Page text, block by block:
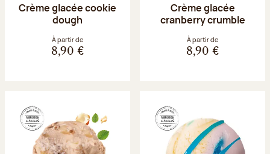
Crème glacée cookie
dough
À partir de
8,90 €
Crème glacée
cranberry crumble
À partir de
8,90 €